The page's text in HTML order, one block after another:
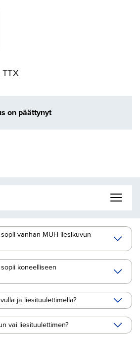
on päättynyt
vanhan MUH-liesikuvun
koneelliseen
ja liesituulettimella?
vai liesituulettimen?